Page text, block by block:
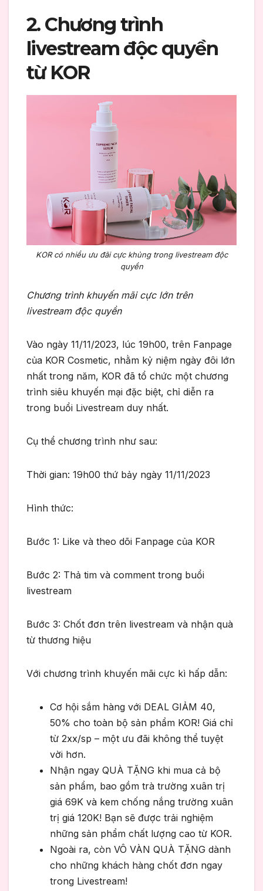
2. Chương trình
livestream độc quyền
từ KOR
KOR có nhiều ưu đãi cực khủng trong livestream độc
quyền
Chương trình khuyến mãi cực lớn trên
livestream độc quyền
Vào ngày 11/11/2023, lúc 19h00, trên Fanpage
của KOR Cosmetic, nhằm kỷ niệm ngày đôi lớn
nhất trong năm, KOR đã tổ chức một chương
trình siêu khuyến mại đặc biệt, chỉ diễn ra
trong buổi Livestream duy nhất.
Cụ thể chương trình như sau:
Thời gian: 19h00 thứ bảy ngày 11/11/2023
Hình thức:
Bước 1: Like và theo dõi Fanpage của KOR
Bước 2: Thả tim và comment trong buổi
livestream
Bước 3: Chốt đơn trên livestream và nhận quà
từ thương hiệu
Với chương trình khuyến mãi cực kì hấp dẫn:
Cơ hội sắm hàng với DEAL GIẢM 40,
50% cho toàn bộ sản phẩm KOR! Giá chỉ
từ 2xx/sp – một ưu đãi không thể tuyệt
vời hơn.
Nhận ngay QUÀ TẶNG khi mua cả bộ
sản phẩm, bao gồm trà trường xuân trị
giá 69K và kem chống nắng trường xuân
trị giá 120K! Bạn sẽ được trải nghiệm
những sản phẩm chất lượng cao từ KOR.
Ngoài ra, còn VÔ VÀN QUÀ TẶNG dành
cho những khách hàng chốt đơn ngay
trong Livestream!